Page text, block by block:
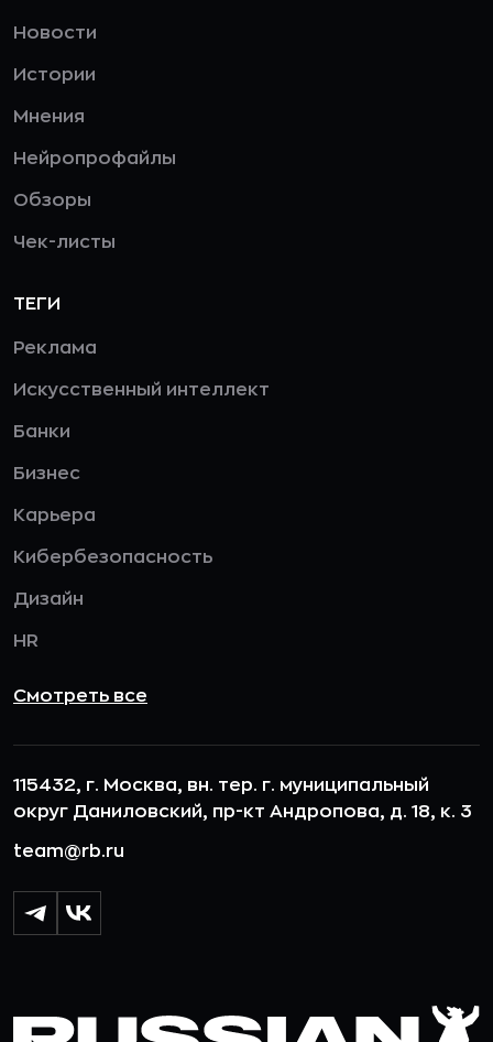
Новости
Истории
Мнения
Нейропрофайлы
Обзоры
Чек-листы
ТЕГИ
Реклама
Искусственный интеллект
Банки
Бизнес
Карьера
Кибербезопасность
Дизайн
HR
Смотреть все
115432, г. Москва, вн. тер. г. муниципальный
округ Даниловский, пр-кт Андропова, д. 18, к. 3
team@rb.ru